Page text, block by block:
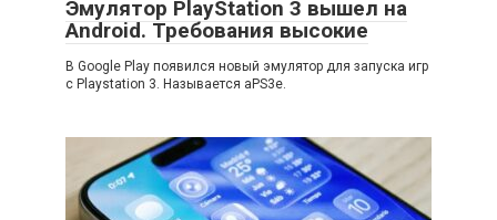
Эмулятор PlayStation 3 вышел на
Android. Требования высокие
В Google Play появился новый эмулятор для запуска игр
с Playstation 3. Называется aPS3e.